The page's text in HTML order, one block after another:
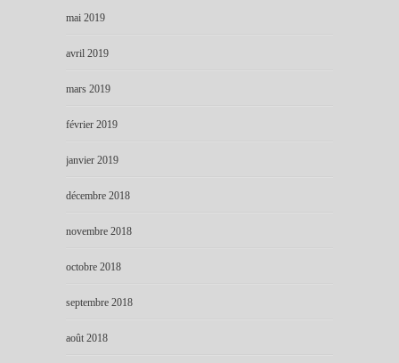
mai 2019
avril 2019
mars 2019
février 2019
janvier 2019
décembre 2018
novembre 2018
octobre 2018
septembre 2018
août 2018